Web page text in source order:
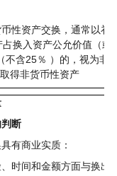
资产交换，通常以补
换入资产公允价值（或
含25％ ）的，视为非
得非货币性资产
断
有商业实质：
间和金额方面与换出